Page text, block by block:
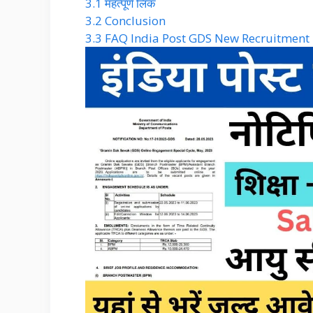
3.2 Conclusion
3.3 FAQ India Post GDS New